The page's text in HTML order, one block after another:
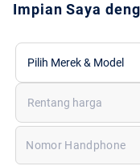
Impian Saya
Pilih Merek & Model
Rentang harga
Nomor Handphone